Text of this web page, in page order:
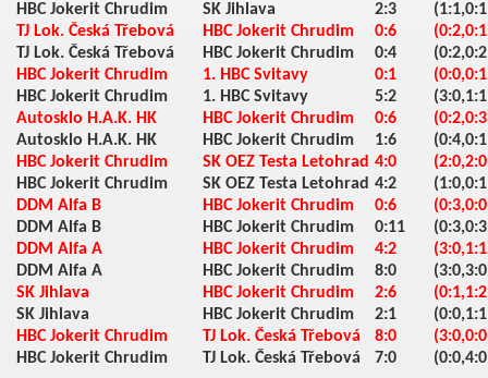
HBC Jokerit Chrudim
SK Jihlava 2:3
TJ Lok. Česká Třebová
HBC Jokerit Chrudim 0:6
TJ Lok. Česká Třebová
HBC Jokerit Chrudim 0:4
HBC Jokerit Chrudim
1. HBC Svitavy 0:1
HBC Jokerit Chrudim
1. HBC Svitavy 5:2
Autosklo H.A.K. HK
HBC Jokerit Chrudim 0:6
Autosklo H.A.K. HK
HBC Jokerit Chrudim 1:6
HBC Jokerit Chrudim
SK OEZ Testa Letohrad 4:0
HBC Jokerit Chrudim
SK OEZ Testa Letohrad 4:2
DDM Alfa B
HBC Jokerit Chrudim 0:6
DDM Alfa B
HBC Jokerit Chrudim 0:11
DDM Alfa A
HBC Jokerit Chrudim 4:2
DDM Alfa A
HBC Jokerit Chrudim 8:0
SK Jihlava
HBC Jokerit Chrudim 2:6
SK Jihlava
HBC Jokerit Chrudim 2:1
HBC Jokerit Chrudim
TJ Lok. Česká Třebová 8:0
HBC Jokerit Chrudim
TJ Lok. Česká Třebová 7:0